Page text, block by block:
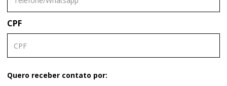
CPF
Quero receber contato por: